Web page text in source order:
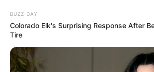
BUZZ DAY
Colorado Elk's Surprising Response After
Tire